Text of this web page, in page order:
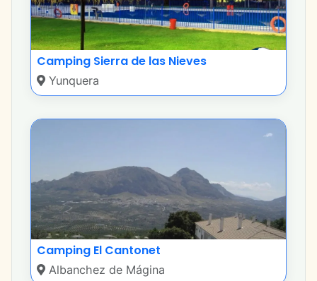
Camping Sierra de las Nieves
Yunquera
Camping El Cantonet
Albanchez de Mágina